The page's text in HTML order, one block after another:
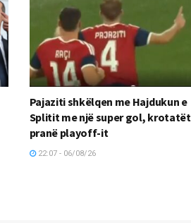
Pajaziti shkëlqen me Hajdukun e
Splitit me një super gol, krotatët
pranë playoff-it
22:07 - 06/08/26